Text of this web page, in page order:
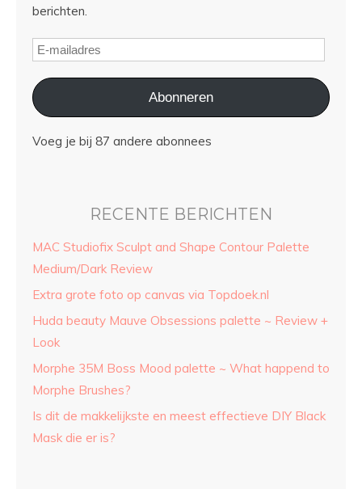
berichten.
Abonneren
Voeg je bij 87 andere abonnees
RECENTE BERICHTEN
MAC Studiofix Sculpt and Shape Contour Palette
Medium/Dark Review
Extra grote foto op canvas via Topdoek.nl
Huda beauty Mauve Obsessions palette ~ Review +
Look
Morphe 35M Boss Mood palette ~ What happend to
Morphe Brushes?
Is dit de makkelijkste en meest effectieve DIY Black
Mask die er is?